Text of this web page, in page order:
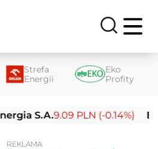
Strefa
Energii
Eko
Profity
S.A.9.09 PLN (-0.14%) Enea
REKLAMA